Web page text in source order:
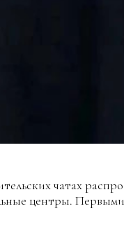
чатах
центры.